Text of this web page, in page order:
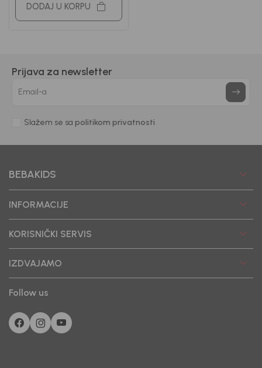
DODAJ U KORPU
Prijava za newsletter
Email-a
Slažem se sa politikom privatnosti
BEBAKIDS
INFORMACIJE
KORISNIČKI SERVIS
IZDVAJAMO
Follow us